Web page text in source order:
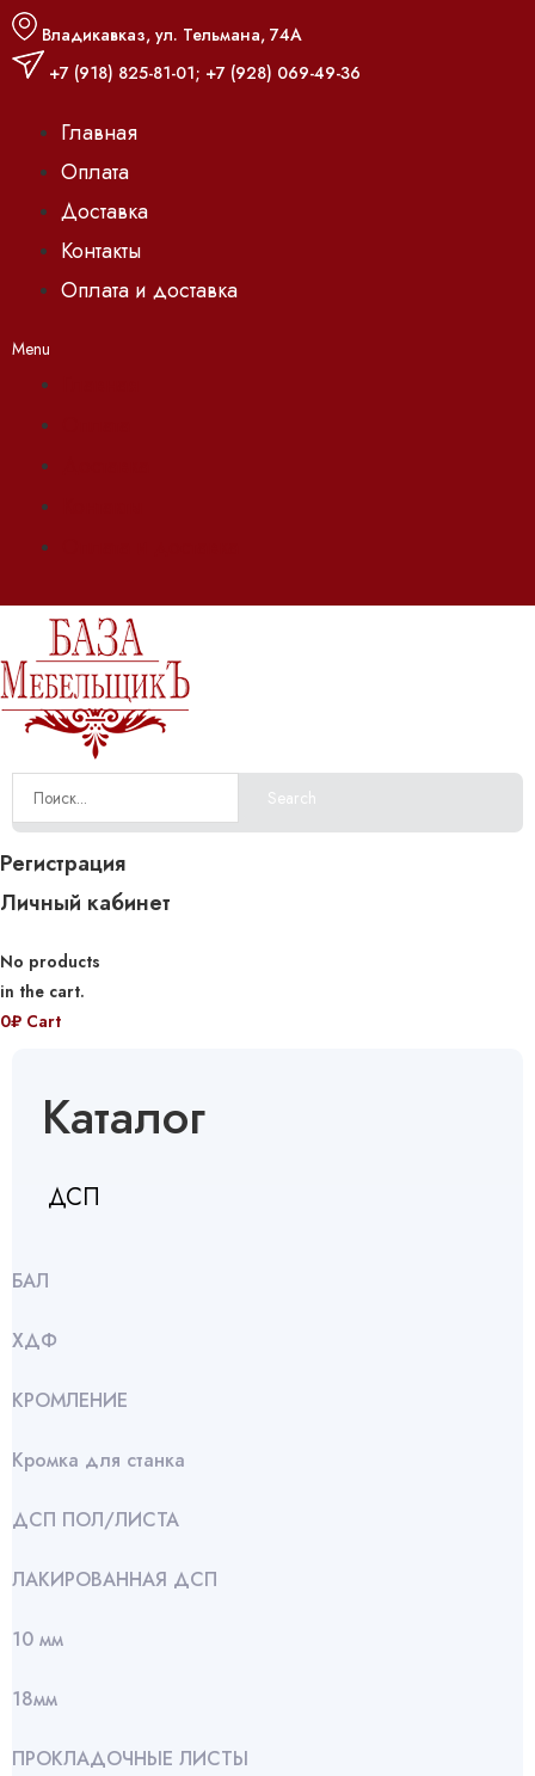
Владикавказ, ул. Тельмана, 74А
+7 (918) 825-81-01; +7 (928) 069-49-36
Главная
Оплата
Доставка
Контакты
Оплата и доставка
Menu
Search
Регистрация
Личный кабинет
No products
in the cart.
0₽ Cart
Каталог
ДСП
БАЛ
ХДФ
КРОМЛЕНИЕ
Кромка для станка
ДСП ПОЛ/ЛИСТА
ЛАКИРОВАННАЯ ДСП
10 мм
18мм
ПРОКЛАДОЧНЫЕ ЛИСТЫ